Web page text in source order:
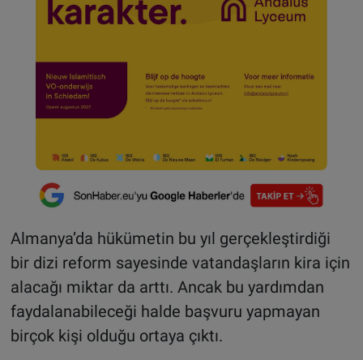
Almanya’da hükümetin bu yıl gerçekleştirdiği
bir dizi reform sayesinde vatandaşların kira için
alacağı miktar da arttı. Ancak bu yardımdan
faydalanabileceği halde başvuru yapmayan
birçok kişi olduğu ortaya çıktı.